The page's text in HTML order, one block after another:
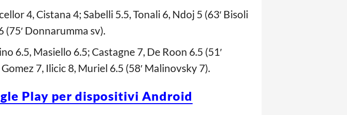
4, Cistana 4; Sabelli 5.5, Tonali 6, Ndoj 5 (63′ Bisoli
Donnarumma sv).
6.5, Masiello 6.5; Castagne 7, De Roon 6.5 (51′
7, Ilicic 8, Muriel 6.5 (58′ Malinovsky 7).
Play per dispositivi Android